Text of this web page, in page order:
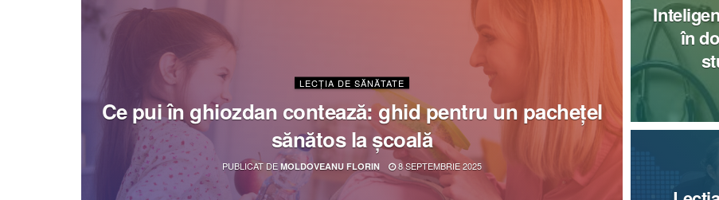
LECȚIA DE SĂNĂTATE
Ce pui în ghiozdan contează: ghid pentru un pachețel
sănătos la școală
PUBLICAT DE MOLDOVEANU FLORIN 8 SEPTEMBRIE 2025
în